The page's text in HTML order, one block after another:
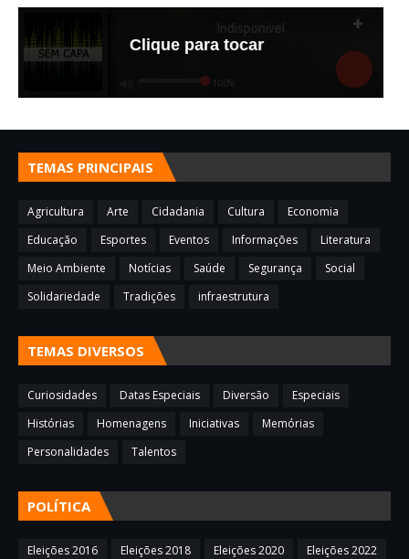
TEMAS PRINCIPAIS
Agricultura Arte Cidadania Cultura
Economia
Educação
Esportes Eventos Informações
Literatura
Meio Ambiente
Notícias Saúde Segurança
Social
Solidariedade
Tradições infraestrutura
TEMAS DIVERSOS
Curiosidades Datas Especiais Diversão
Especiais
Histórias
Homenagens Iniciativas
Memórias
Personalidades
Talentos
POLÍTICA
Eleições 2016 Eleições 2018 Eleições 2020
Eleições 2022